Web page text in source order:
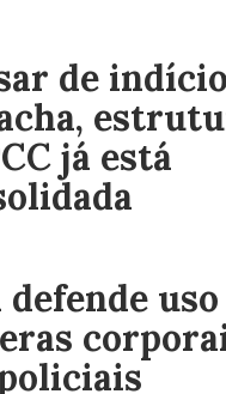
de
já está
defende